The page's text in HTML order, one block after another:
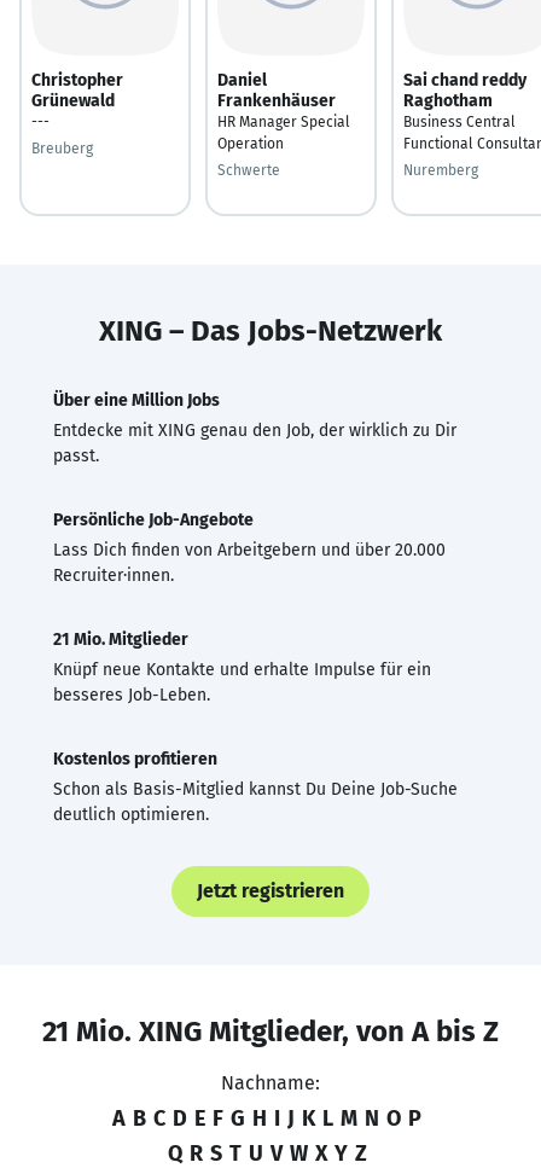
Christopher
Grünewald
---
Breuberg
Daniel
Frankenhäuser
HR Manager Special
Operation
Schwerte
Sai chand reddy
Raghotham
Business Central
Functional
Nuremberg
XING – Das Jobs-Netzwerk
Über eine Million Jobs
Entdecke mit XING genau den Job, der wirklich zu Dir
passt.
Persönliche Job-Angebote
Lass Dich finden von Arbeitgebern und über 20.000
Recruiter·innen.
21 Mio. Mitglieder
Knüpf neue Kontakte und erhalte Impulse für ein
besseres Job-Leben.
Kostenlos profitieren
Schon als Basis-Mitglied kannst Du Deine Job-Suche
deutlich optimieren.
Jetzt registrieren
21 Mio. XING Mitglieder, von A bis Z
Nachname:
A B C D E F G H I J K L M N O P
Q R S T U V W X Y Z